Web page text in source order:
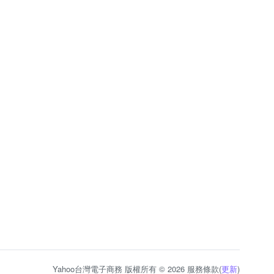
Yahoo台灣電子商務 版權所有 © 2026 服務條款(更新)